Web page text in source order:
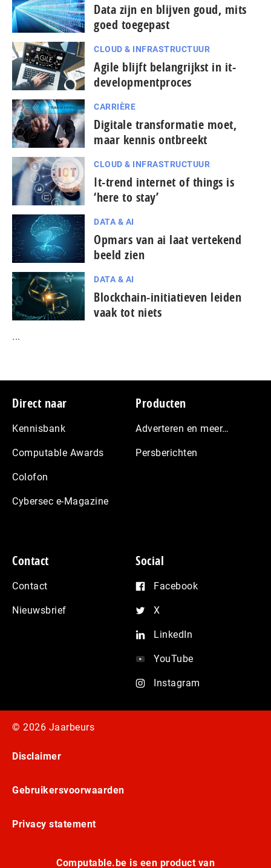
Data zijn en blijven goud, mits
goed toegepast
CLOUD & INFRASTRUCTUUR
Agile blijft belangrijkst in it-
developmentproces
CARRIÈRE
Digitale transformatie moet,
maar kennis ontbreekt
CLOUD & INFRASTRUCTUUR
It-trend internet of things is
‘here to stay’
DATA & AI
Opmars van ai laat vertekend
beeld zien
DATA & AI
Blockchain-initiatieven leiden
vaak tot niets
...
Footer
Direct naar
Kennisbank
Computable Awards
Colofon
Cybersec e-Magazine
Producten
Adverteren en meer…
Persberichten
Contact
Contact
Nieuwsbrief
Social
Facebook
X
LinkedIn
YouTube
Instagram
© 2026 Jaarbeurs
Disclaimer
Gebruikersvoorwaarden
Privacy statement
Computable.be is een product van